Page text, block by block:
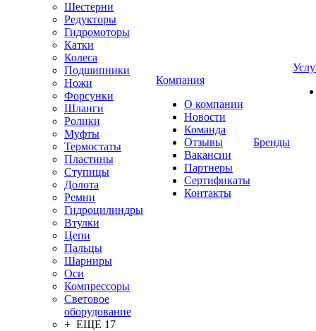
Шестерни
Редукторы
Гидромоторы
Катки
Колеса
Подшипники
Ножи
Форсунки
Шланги
Ролики
Муфты
Термостаты
Пластины
Ступицы
Долота
Ремни
Гидроцилиндры
Втулки
Цепи
Пальцы
Шарниры
Оси
Компрессоры
Световое
оборудование
+ ЕЩЕ 17
Компания
О компании
Новости
Команда
Отзывы
Вакансии
Партнеры
Сертификаты
Контакты
Бренды